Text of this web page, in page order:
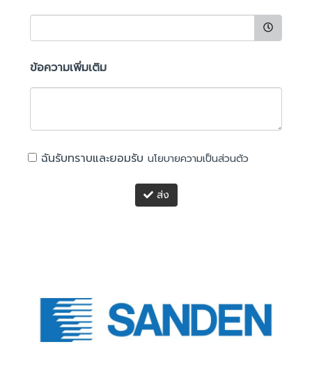
ข้อความเพิ่มเติม
ฉันรับทราบและยอมรับ นโยบายความเป็นส่วนตัว
ส่ง